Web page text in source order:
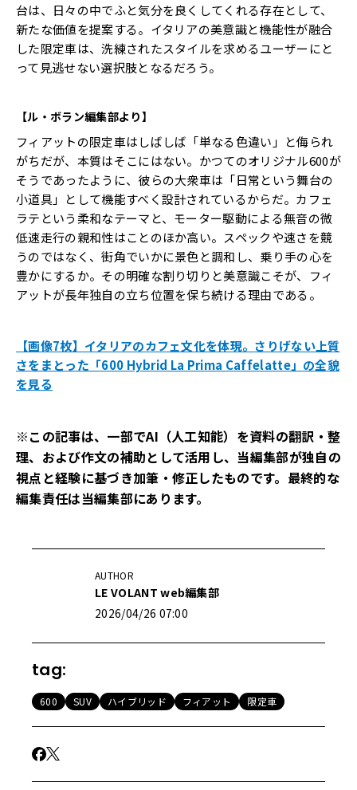
台は、日々の中でふと気分を良くしてくれる存在として、
新たな価値を提案する。イタリアの美意識と機能性が融合
した限定車は、洗練されたスタイルを求めるユーザーにと
って見逃せない選択肢となるだろう。
【ル・ボラン編集部より】
フィアットの限定車はしばしば「単なる色違い」と侮られ
がちだが、本質はそこにはない。かつてのオリジナル600が
そうであったように、彼らの大衆車は「日常という舞台の
小道具」として機能すべく設計されているからだ。カフェ
ラテという柔和なテーマと、モーター駆動による無音の微
低速走行の親和性はことのほか高い。スペックや速さを競
うのではなく、街角でいかに景色と調和し、乗り手の心を
豊かにするか。その明確な割り切りと美意識こそが、フィ
アットが長年独自の立ち位置を保ち続ける理由である。
【画像7枚】イタリアのカフェ文化を体現。さりげない上質
さをまとった「600 Hybrid La Prima Caffelatte」の全貌
を見る
※この記事は、一部でAI（人工知能）を資料の翻訳・整
理、および作文の補助として活用し、当編集部が独自の
視点と経験に基づき加筆・修正したものです。最終的な
編集責任は当編集部にあります。
AUTHOR
LE VOLANT web編集部
2026/04/26 07:00
tag:
600 SUV ハイブリッド フィアット 限定車